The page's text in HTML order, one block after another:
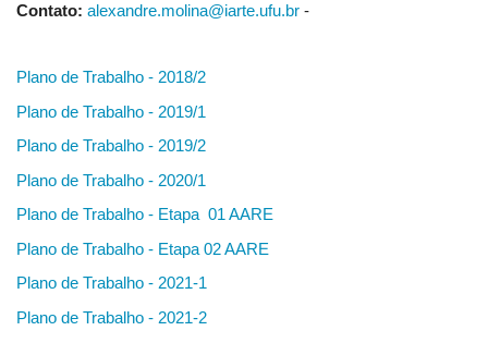
Contato: alexandre.molina@iarte.ufu.br -
Plano de Trabalho - 2018/2
Plano de Trabalho - 2019/1
Plano de Trabalho - 2019/2
Plano de Trabalho - 2020/1
Plano de Trabalho - Etapa 01 AARE
Plano de Trabalho - Etapa 02 AARE
Plano de Trabalho - 2021-1
Plano de Trabalho - 2021-2